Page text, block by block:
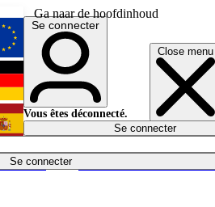
Ga naar de hoofdinhoud
Close menu
Se connecter
Économie
English
Deutsch
Español
Se connecter
Vous êtes déconnecté.
Se connecter